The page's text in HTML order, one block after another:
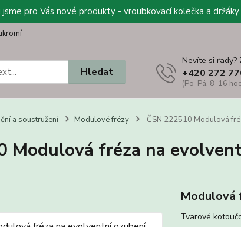
pro Vás nové produkty - vroubkovací kolečka a držáky.
Hledat
Nevíte si rady?
+420 272
(Po-Pá, 8-16
a soustružení Modulové frézy ČSN 222510 Modulová
Modulová fréza na
Modulová
Tvarové